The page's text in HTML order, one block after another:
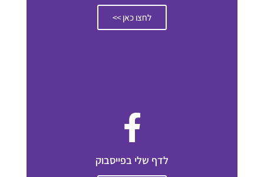
לחצו כאן >>
לדף שלי בפייסבוק